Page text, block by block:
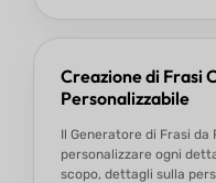
Creazione di Frasi
Personalizzabile
Il Generatore di Frasi da
personalizzare ogni
scopo, dettagli sulla